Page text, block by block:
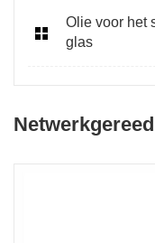
Olie voor het
glas